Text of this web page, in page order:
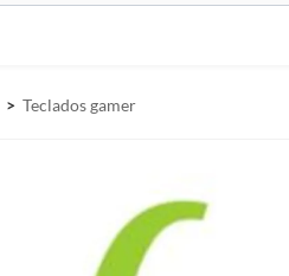
Teclados gamer